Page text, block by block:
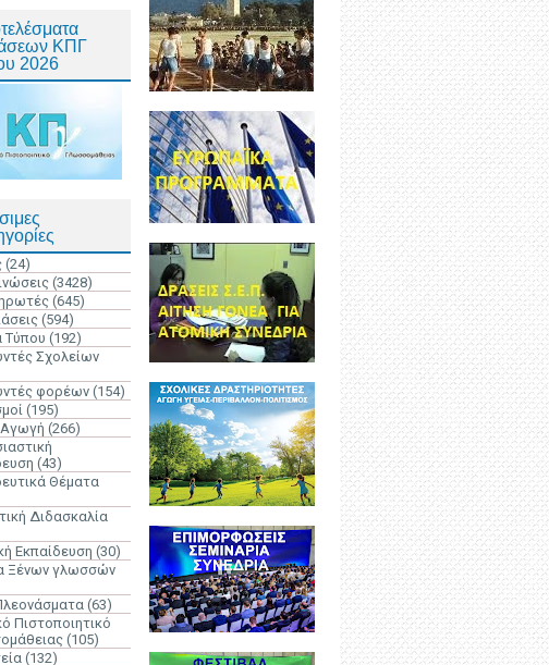
ΚΠΓ
2026
(24)
(3428)
(645)
(594)
Τύπου (192)
Σχολείων
φορέων (154)
(195)
Αγωγή (266)
(43)
Θέματα
Διδασκαλία
Εκπαίδευση (30)
Ξένων γλωσσών
(63)
Πιστοποιητικό
(105)
(132)